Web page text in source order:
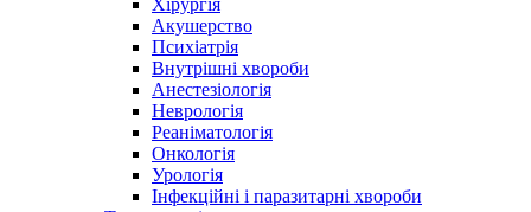
Хірургія
Акушерство
Психіатрія
Внутрішні хвороби
Анестезіологія
Неврологія
Реаніматологія
Онкологія
Урологія
Інфекційні і паразитарні хвороби